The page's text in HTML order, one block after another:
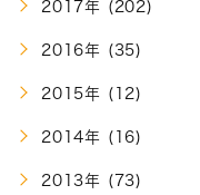
2017年 (202)
2016年 (35)
2015年 (12)
2014年 (16)
2013年 (73)